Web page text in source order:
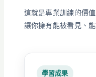
這就是專業訓練的價
讓你擁有能被看見、
學習成果